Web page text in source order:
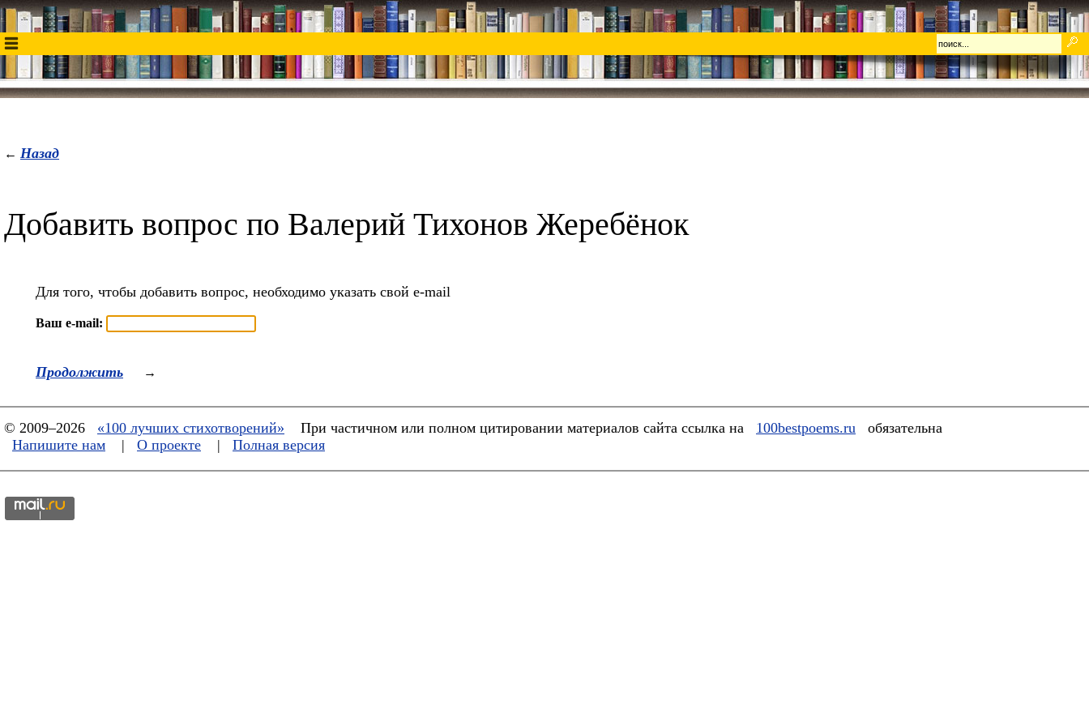
← Назад
Добавить вопрос по Валерий Тихонов Жеребёнок
Для того, чтобы добавить вопрос, необходимо указать свой e-mail
Ваш e-mail:
Продолжить →
© 2009–2026 «100 лучших стихотворений» При частичном или полном цитировании материалов сайта ссылка на 100bestpoems.ru
обязательна
Напишите нам
| О проекте | Полная версия